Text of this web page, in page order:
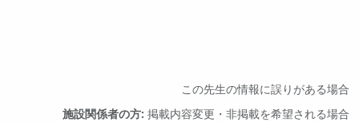
この先生の情報に誤りがある場合
施設関係者の方: 掲載内容変更・非掲載を希望される場合